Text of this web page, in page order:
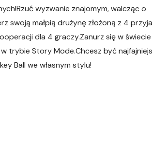
wyzwanie znajomym, walcząc o
swoją małpią drużynę złożoną z 4
dla 4 graczy.Zanurz się w
trybie Story Mode.Chcesz być
Ball we własnym stylu!